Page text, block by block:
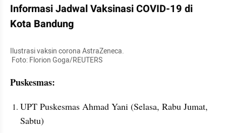
Informasi Jadwal Vaksinasi COVID-19 di
Kota Bandung
Ilustrasi vaksin corona AstraZeneca.
Foto: Florion Goga/REUTERS
Puskesmas:
UPT Puskesmas Ahmad Yani (Selasa, Rabu Jumat,
Sabtu)